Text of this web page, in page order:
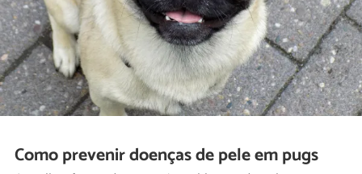
Como prevenir doenças de pele em pugs